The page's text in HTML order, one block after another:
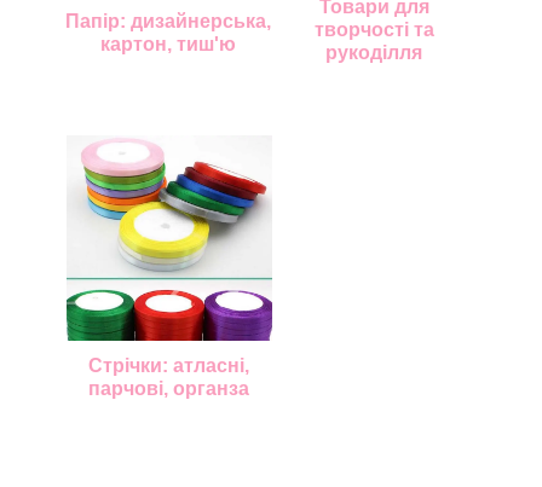
Папір: дизайнерська,
картон, тиш'ю
Товари для
творчості та
рукоділля
Стрічки: атласні,
парчові, органза